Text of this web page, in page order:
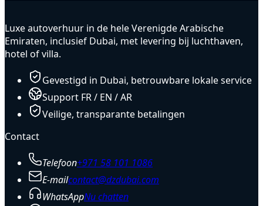
Luxe autoverhuur in de hele Verenigde Arabische
Emiraten, inclusief Dubai, met levering bij luchthaven,
hotel of villa.
Gevestigd in Dubai, betrouwbare lokale service
Support FR / EN / AR
Veilige, transparante betalingen
Contact
Telefoon+971 58 101 1086
E-mailcontact@dzdubai.com
WhatsAppNu chatten